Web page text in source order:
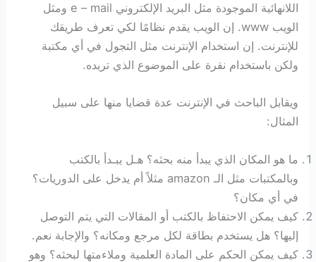
اللانهائية الموجودة مثل البريد الإلكتروني e – mail ومثل
الويب www. إن الويب يقدم نظامًا لكي تعرف طريقك
للإنترنت. إن استخدام الإنترنت مثل التجول في أي مكتبة
ولكن باستخدام نقرة على الموضوع الذي تريده.
ويقابل الباحث في الإنترنت عدة قضايا منها على سبيل
المثال:
ما هو المكان الذي يبدأ منه بحثه؟ هـل يبـدأ بالكتب
وبالمكتبات مثل الـ amazon مثلاً أم يدخل على الدوريات؟
في أي مكان؟
كيف يمكن الاحتفاظ بالكتب أو المقالات التي يتم التوصل
إليها؟ هل يستخدم بطاقة لكل مرجع ومكانه؟ والإجابة نعم.
كيف يمكن الحكم على المادة العلمية وملاءمتها لبحثه؟ وهو